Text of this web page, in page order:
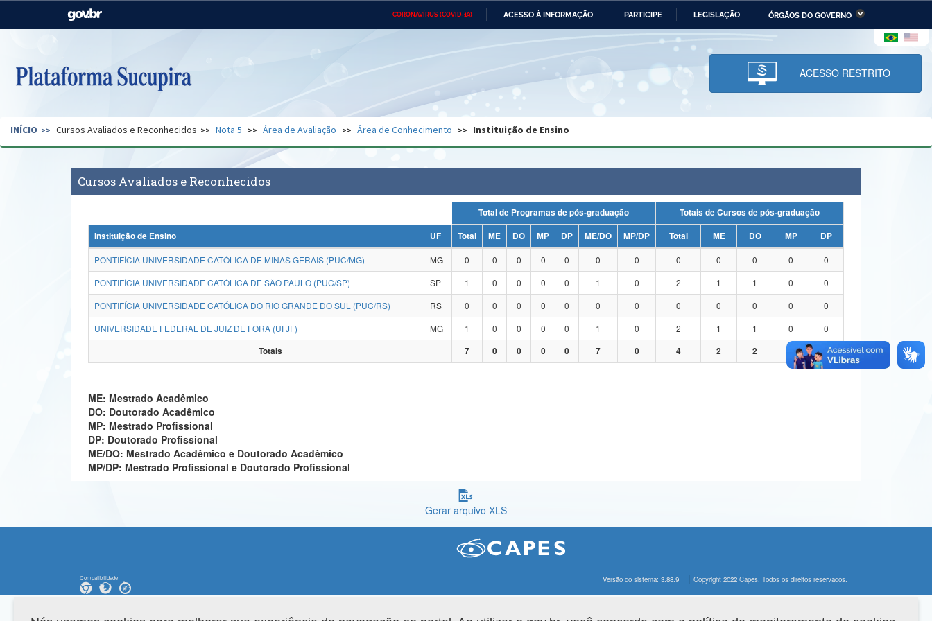
CORONAVÍRUS (COVID-19) ACESSO À INFORMAÇÃO PARTICIPE LEGISLAÇÃO ÓRGÃOS DO GOVERNO
Casa Civil Ministério das Relações Ministério da Economia Ministério da Infraestrutura
Pecuária e Abastecimento
Ministério da Ciência,
Tecnologia, Inovações e
Comunicações
Ministério do Desenvolvimento
Regional e dos Direitos Humanos
Secretaria de Governo Gabinete de Segurança Advocacia-Geral da União Banco Central do Brasil Planalto
ACESSO RESTRITO
INÍCIO Cursos Avaliados e Reconhecidos Nota 5 Área de Avaliação Área de Conhecimento Instituição de Ensino
Cursos Avaliados e Reconhecidos
Total de Programas de pós-graduação
Totais de Cursos de pós-graduação
Instituição de Ensino
UF Total ME DO MP DP ME/DO MP/DP Total ME DO MP
DP
PONTIFÍCIA UNIVERSIDADE CATÓLICA DE MINAS GERAIS (PUC/MG)
MG 0 0 0 0 0 0 0 0 0 0 0
0
PONTIFÍCIA UNIVERSIDADE CATÓLICA DE SÃO PAULO (PUC/SP)
SP 1 0 0 0 0 1 0 2 1 1 0
0
PONTIFÍCIA UNIVERSIDADE CATÓLICA DO RIO GRANDE DO SUL (PUC/RS)
RS 0 0 0 0 0 0 0 0 0 0 0
0
UNIVERSIDADE FEDERAL DE JUIZ DE FORA (UFJF)
MG 1 0 0 0 0 1 0 2 1 1 0
0
Totais
7 0 0 0 0 7 0 4 2 2 0
ME: Mestrado Acadêmico
DO: Doutorado Acadêmico
MP: Mestrado Profissional
DP: Doutorado Profissional
ME/DO: Mestrado Acadêmico e Doutorado Acadêmico
MP/DP: Mestrado Profissional e Doutorado Profissional
Gerar arquivo XLS
Compatibilidade Versão do sistema: 3.88.9 Copyright 2022 Capes. Todos os direitos reservados.